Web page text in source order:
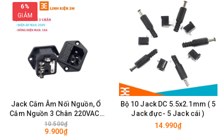
6%
GIẢM
Jack Cắm Âm Nối Nguồn, Ổ
Cắm Nguồn 3 Chân 220VAC-
10A | Linh kiện 3M
10.500₫
9.900₫
Bộ 10 Jack DC 5.5x2.1mm ( 5
Jack đực- 5 Jack cái )
14.990₫